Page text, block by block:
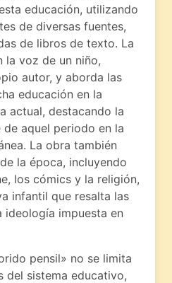
educación, utilizando
de diversas fuentes,
de libros de texto. La
la voz de un niño,
autor, y aborda las
educación en la
actual, destacando la
aquel periodo en la
La obra también
la época, incluyendo
los cómics y la religión,
infantil que resalta las
impuesta en
pensil» no se limita
del sistema educativo,